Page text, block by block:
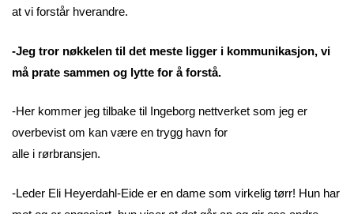
at vi forstår hverandre.
-Jeg tror nøkkelen til det meste ligger i kommunikasjon, vi
må prate sammen og lytte for å forstå.
-Her kommer jeg tilbake til Ingeborg nettverket som jeg er
overbevist om kan være en trygg havn for
alle i rørbransjen.
-Leder Eli Heyerdahl-Eide er en dame som virkelig tørr! Hun har